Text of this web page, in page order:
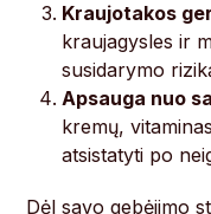
Kraujotakos
kraujagysles ir
susidarymo
Apsauga nuo
kremų,
atsistatyti po
Dėl savo gebėjimo